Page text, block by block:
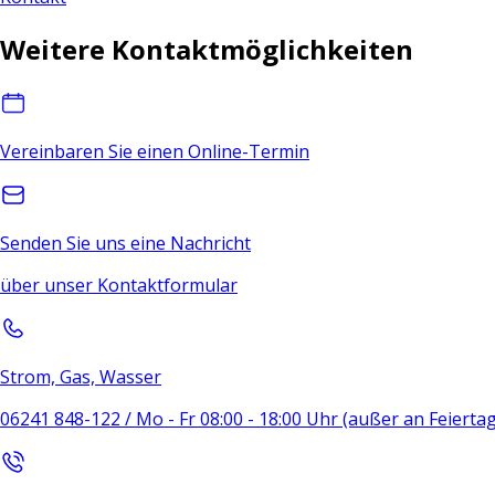
Weitere Kontaktmöglichkeiten
Vereinbaren Sie einen Online-Termin
Senden Sie uns eine Nachricht
über unser Kontaktformular
Strom, Gas, Wasser
06241 848-122 / Mo - Fr 08:00 - 18:00 Uhr (außer an